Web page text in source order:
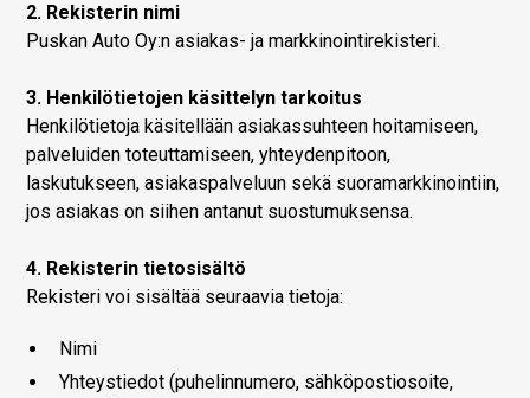
2. Rekisterin nimi
Puskan Auto Oy:n asiakas- ja markkinointirekisteri.
3. Henkilötietojen käsittelyn tarkoitus
Henkilötietoja käsitellään asiakassuhteen hoitamiseen,
palveluiden toteuttamiseen, yhteydenpitoon,
laskutukseen, asiakaspalveluun sekä suoramarkkinointiin,
jos asiakas on siihen antanut suostumuksensa.
4. Rekisterin tietosisältö
Rekisteri voi sisältää seuraavia tietoja:
Nimi
Yhteystiedot (puhelinnumero, sähköpostiosoite,